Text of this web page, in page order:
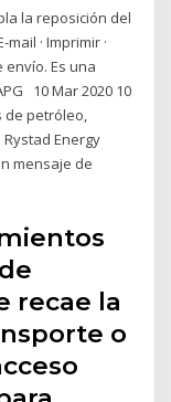
la reposición del
· Imprimir ·
envío. Es una
10 Mar 2020 10
de petróleo,
Energy
mensaje de
recae la
o